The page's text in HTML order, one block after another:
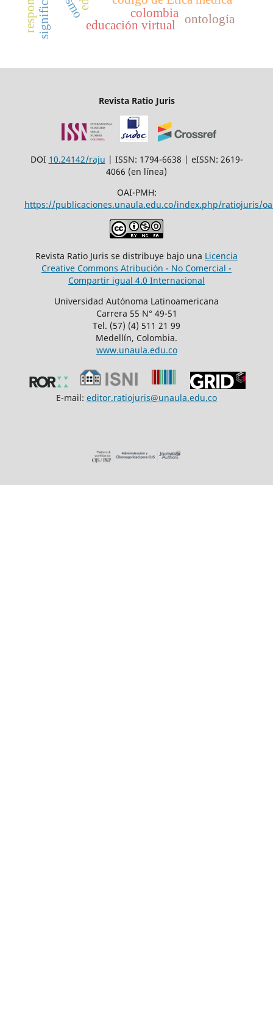
colombia
educación virtual ontología
Revista Ratio Juris
DOI 10.24142/raju | ISSN: 1794-6638 | eISSN: 2619-
4066 (en línea)
OAI-PMH:
https://publicaciones.unaula.edu.co/index.php/ratiojuris/
Revista Ratio Juris se distribuye bajo una Licencia
Creative Commons Atribución - No Comercial -
Compartir igual 4.0 Internacional
Universidad Autónoma Latinoamericana
Carrera 55 N° 49-51
Tel. (57) (4) 511 21 99
Medellín, Colombia.
www.unaula.edu.co
E-mail: editor.ratiojuris@unaula.edu.co